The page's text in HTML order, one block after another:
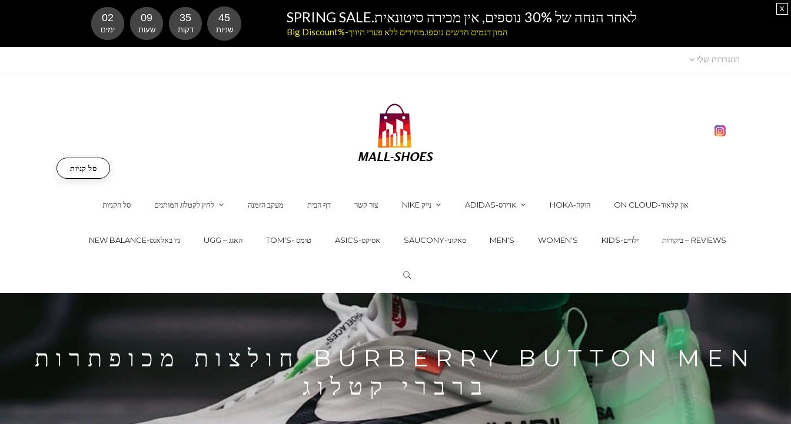
ההגדרות שלי
סל הקניות לחץ לקטלוג המותגים מעקב הזמנה דף הבית צור קשר NIKE נייק ADIDAS-אדידס HOKA-הוקה ON CLOUD-און קלאוד
NEW BALANCE-ניו באלאנס UGG – האגג TOM'S- טומס ASICS-אסיקס SAUCONY-סאקוני MEN'S WOMEN'S KIDS-ילדים ביקורות – REVIEWS
סל קניות
BURBERRY BUTTON MEN חולצות מכופתרות
ברברי קטלוג
לאחר הנחה של 30% נוספים, אין מכירה סיטונאית.SPRING SALE
המון דגמים חדשים נוספו.מחירים ללא פערי תיווך-%Big Discount
02
ימים
09
שעות
35
דקות
43
שניות
x